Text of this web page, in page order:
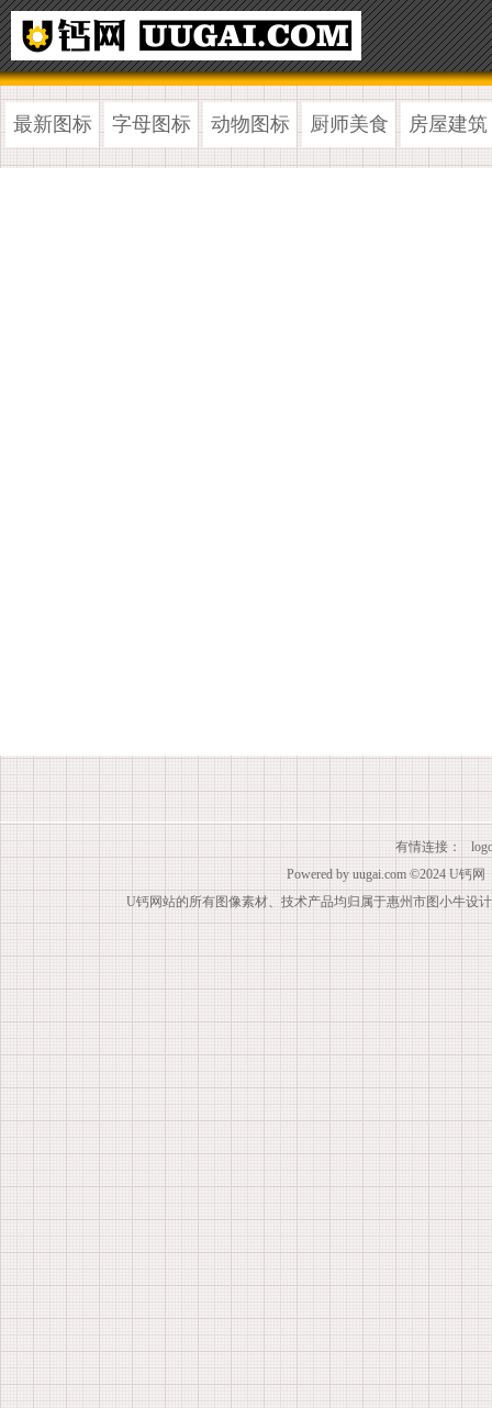
最新图标 字母图标 动物图标 厨师美食 房屋建筑
有情连接：
Powered by uugai.com ©2024 U钙网
U钙网站的所有图像素材、技术产品均归属于惠州市图小牛设